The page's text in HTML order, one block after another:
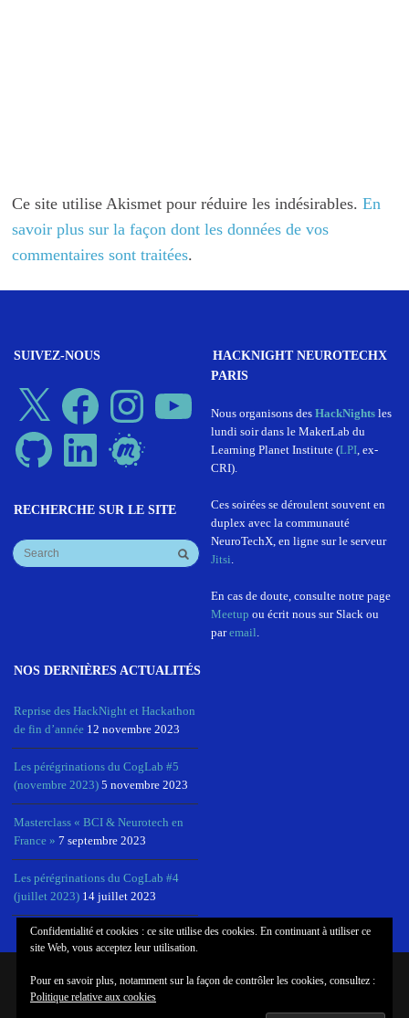
Ce site utilise Akismet pour réduire les indésirables.En
savoir plus sur la façon dont les données de vos
commentaires sont traitées.
SUIVEZ-NOUS
X Facebook Instagram
GitHub LinkedIn Meetup
RECHERCHE SUR LE SITE
HACKNIGHT NEUROTECHX
PARIS
Nous organisons des HackNightsles
lundi soir dans le MakerLab du
Learning Planet Institute (LPI, ex-
CRI).
Ces soirées se déroulent souvent en
duplex avec la communauté
NeuroTechX, en ligne sur le serveur
Jitsi.
En cas de doute, consulte notre page
Meetup ou écrit nous sur Slack ou
paremail.
NOS DERNIÈRES ACTUALITÉS
Reprise des HackNight et Hackathon
de fin d’année 12 novembre 2023
Les pérégrinations du CogLab #5
(novembre 2023) 5 novembre 2023
Masterclass « BCI & Neurotech en
France » 7 septembre 2023
Les pérégrinations du CogLab #4
(juillet 2023) 14 juillet 2023
© COPYRIGHT COGLAB, NEUROTECHX PARIS
Confidentialité et cookies : ce site utilise des cookies. En continuant à utiliser ce
site Web, vous acceptez leur utilisation.
Pour en savoir plus, notamment sur la façon de contrôler les cookies, consultez :
Politique relative aux cookies